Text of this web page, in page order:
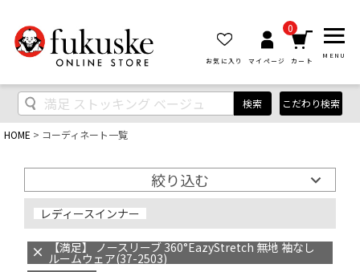
お気に入り マイページ
0
カート
MENU
検索 こだわり検索
HOME コーディネート一覧
絞り込む
レディースインナー
【満足】 ノースリーブ 360°EazyStretch 無地 袖なし
ルームウェア(37-2503)